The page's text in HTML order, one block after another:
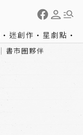
迷創作 星劇點
書市圈夥伴